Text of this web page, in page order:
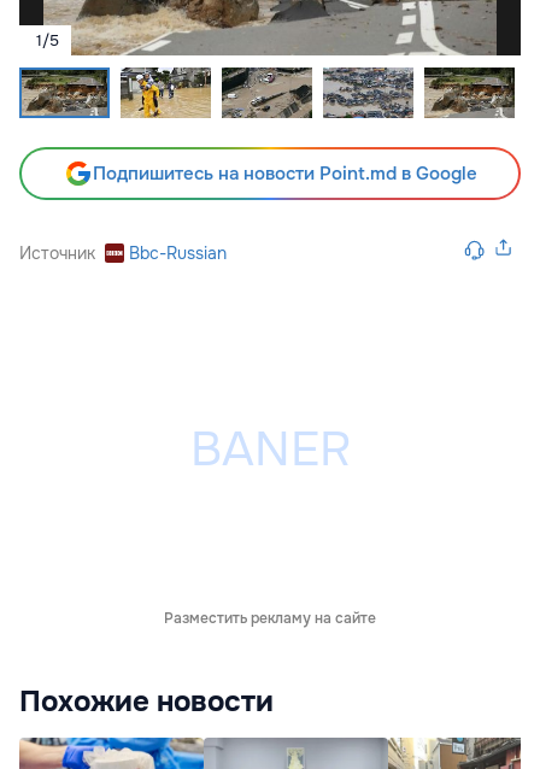
1/5
Подпишитесь на новости Point.md в Google
Источник Bbc-Russian
Разместить рекламу на сайте
Похожие новости